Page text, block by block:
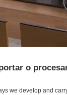
o
we develop and